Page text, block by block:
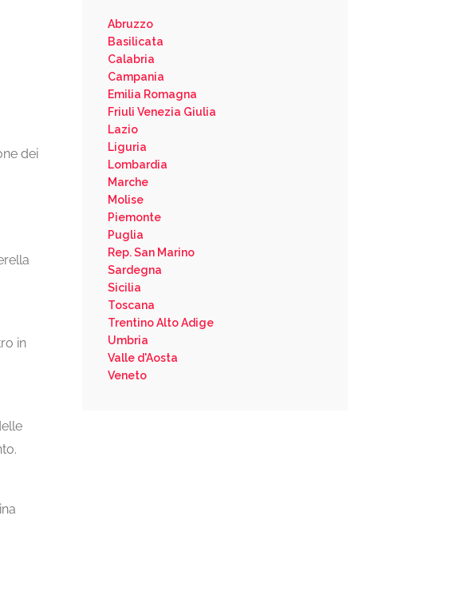
dei
in
Abruzzo
Basilicata
Calabria
Campania
Emilia Romagna
Friuli Venezia Giulia
Lazio
Liguria
Lombardia
Marche
Molise
Piemonte
Puglia
Rep. San Marino
Sardegna
Sicilia
Toscana
Trentino Alto Adige
Umbria
Valle d'Aosta
Veneto